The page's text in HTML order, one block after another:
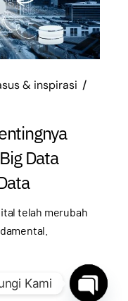
& inspirasi
Data
telah merubah
Kami